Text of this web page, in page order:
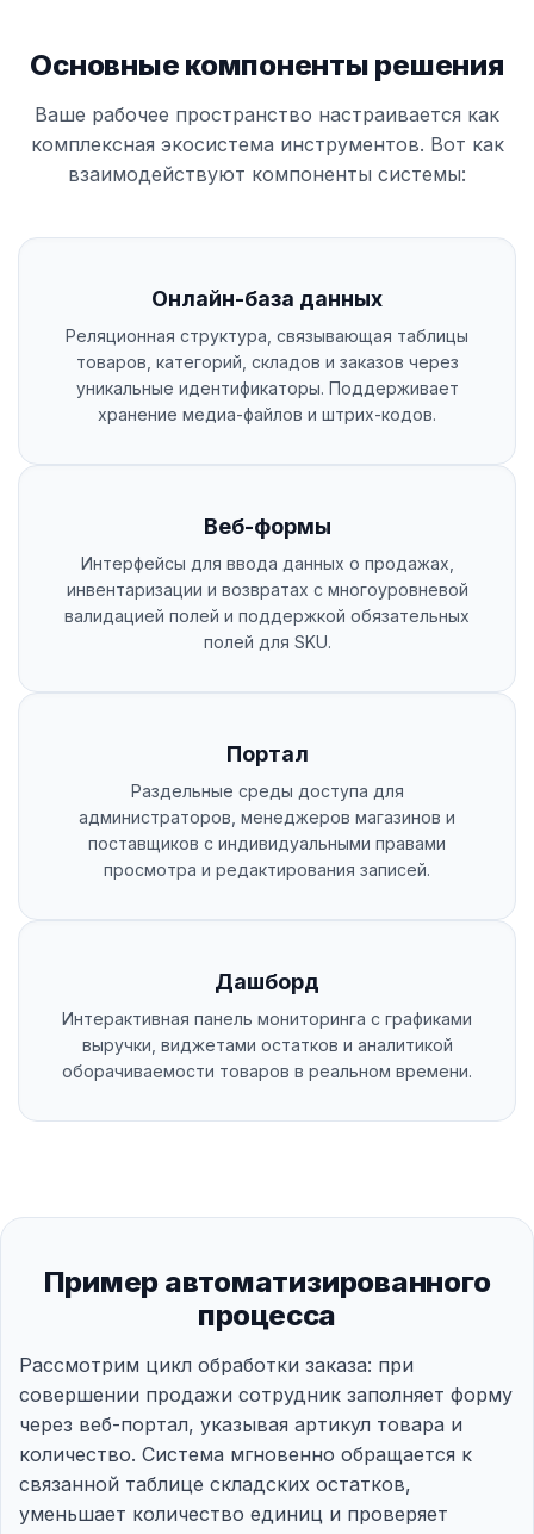
Основные компоненты решения
Ваше рабочее пространство настраивается как
комплексная экосистема инструментов. Вот как
взаимодействуют компоненты системы:
Онлайн-база данных
Реляционная структура, связывающая таблицы
товаров, категорий, складов и заказов через
уникальные идентификаторы. Поддерживает
хранение медиа-файлов и штрих-кодов.
Веб-формы
Интерфейсы для ввода данных о продажах,
инвентаризации и возвратах с многоуровневой
валидацией полей и поддержкой обязательных
полей для SKU.
Портал
Раздельные среды доступа для
администраторов, менеджеров магазинов и
поставщиков с индивидуальными правами
просмотра и редактирования записей.
Дашборд
Интерактивная панель мониторинга с графиками
выручки, виджетами остатков и аналитикой
оборачиваемости товаров в реальном времени.
Пример автоматизированного
процесса
Рассмотрим цикл обработки заказа: при
совершении продажи сотрудник заполняет форму
через веб-портал, указывая артикул товара и
количество. Система мгновенно обращается к
связанной таблице складских остатков,
уменьшает количество единиц и проверяет